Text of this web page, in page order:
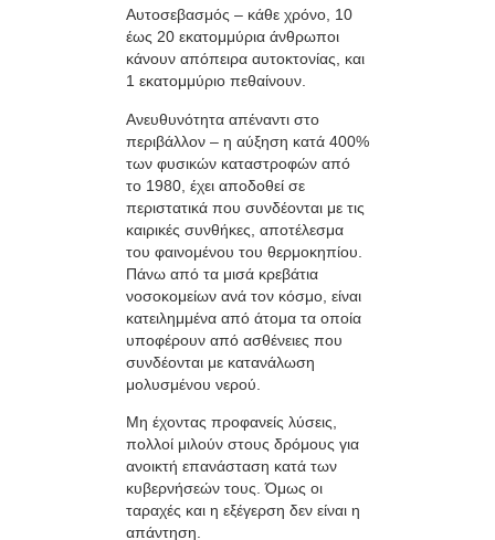
Αυτοσεβασμός – κάθε χρόνο, 10
έως 20 εκατομμύρια άνθρωποι
κάνουν απόπειρα αυτοκτονίας, και
1 εκατομμύριο πεθαίνουν.
Ανευθυνότητα απέναντι στο
περιβάλλον – η αύξηση κατά 400%
των φυσικών καταστροφών από
το 1980, έχει αποδοθεί σε
περιστατικά που συνδέονται με τις
καιρικές συνθήκες, αποτέλεσμα
του φαινομένου του θερμοκηπίου.
Πάνω από τα μισά κρεβάτια
νοσοκομείων ανά τον κόσμο, είναι
κατειλημμένα από άτομα τα οποία
υποφέρουν από ασθένειες που
συνδέονται με κατανάλωση
μολυσμένου νερού.
Μη έχοντας προφανείς λύσεις,
πολλοί μιλούν στους δρόμους για
ανοικτή επανάσταση κατά των
κυβερνήσεών τους. Όμως οι
ταραχές και η εξέγερση δεν είναι η
απάντηση.